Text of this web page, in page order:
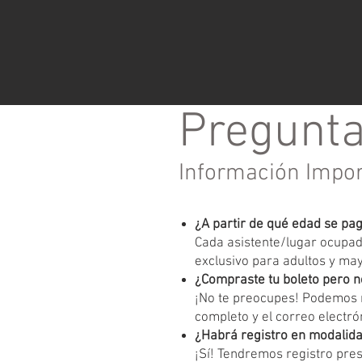
Información
¿A partir de qué edad se
Cada asistente/lugar
exclusivo para adultos y
¿Compraste tu boleto pero
¡No te preocupes!
completo y el correo
¿Habrá registro en
¡Sí! Tendremos registro